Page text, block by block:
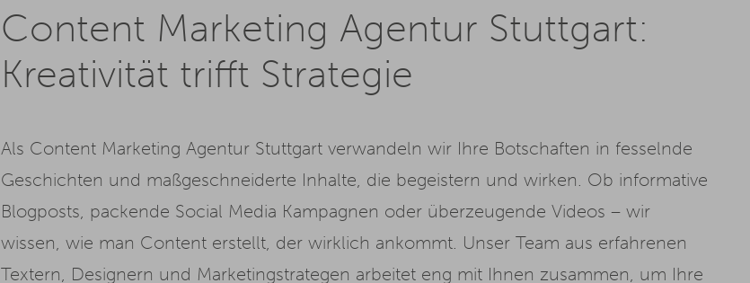
Content Marketing Agentur Stuttgart:
Kreativität trifft Strategie
Als Content Marketing Agentur Stuttgart verwandeln wir Ihre Botschaften in fesselnde
Geschichten und maßgeschneiderte Inhalte, die begeistern und wirken. Ob informative
Blogposts, packende Social Media Kampagnen oder überzeugende Videos – wir
wissen, wie man Content erstellt, der wirklich ankommt. Unser Team aus erfahrenen
Textern, Designern und Marketingstrategen arbeitet eng mit Ihnen zusammen, um Ihre